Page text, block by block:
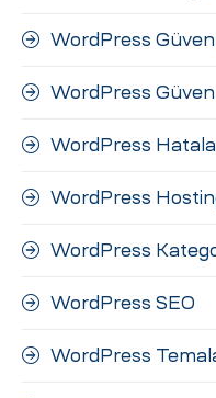
WordPress
WordPress
WordPress
WordPress
WordPress
WordPress SEO
WordPress